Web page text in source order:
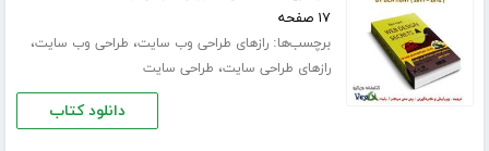
۱۷ صفحه
برچسب‌ها:رازهای طراحی وب سایت، طراحی وب سایت،
رازهای طراحی سایت، طراحی سایت
دانلود کتاب